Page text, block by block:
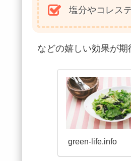
塩分やコレス
などの嬉しい効果が期
green-life.info